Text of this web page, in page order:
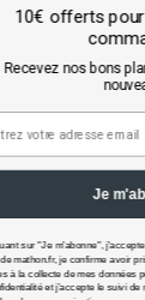
sur les
indiqués "prix
non applicable en
(fédération du e-
10€ offerts
Recevez nos bons
Je
sur "Je m'abonne",
demathon.fr, je confirme avoir
à la collecte de mes données
et j’accepte le suivi